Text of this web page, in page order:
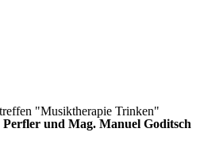
"Musiktherapie Trinken"
und Mag. Manuel Goditsch